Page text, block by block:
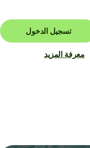
تسجيل الدخول
معرفة المزيد